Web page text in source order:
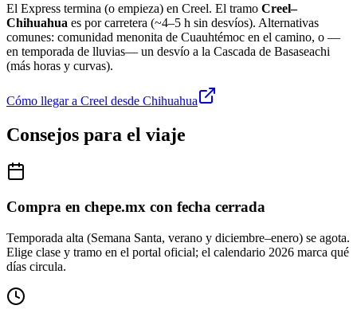
El Express termina (o empieza) en Creel. El tramo Creel–
Chihuahua es por carretera (~4–5 h sin desvíos). Alternativas
comunes: comunidad menonita de Cuauhtémoc en el camino, o —
en temporada de lluvias— un desvío a la Cascada de Basaseachi
(más horas y curvas).
Cómo llegar a Creel desde Chihuahua
Consejos para el viaje
Compra en chepe.mx con fecha cerrada
Temporada alta (Semana Santa, verano y diciembre–enero) se agota.
Elige clase y tramo en el portal oficial; el calendario 2026 marca qué
días circula.